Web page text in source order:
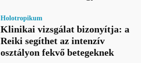
Holotropikum
Klinikai vizsgálat bizonyítja: a
Reiki segíthet az intenzív
osztályon fekvő betegeknek